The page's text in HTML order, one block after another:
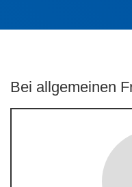
Bei allgemeinen